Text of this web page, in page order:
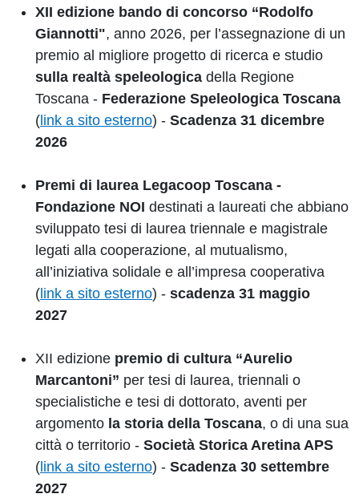
XII edizione bando di concorso “Rodolfo
Giannotti", anno 2026, per l’assegnazione di un
premio al migliore progetto di ricerca e studio
sulla realtà speleologica della Regione
Toscana - Federazione Speleologica Toscana
( link a sito esterno) - Scadenza 31 dicembre
2026
Premi di laurea Legacoop Toscana -
Fondazione NOI destinati a laureati che abbiano
sviluppato tesi di laurea triennale e magistrale
legati alla cooperazione, al mutualismo,
all’iniziativa solidale e all’impresa cooperativa
( link a sito esterno) - scadenza 31 maggio
2027
XII edizione premio di cultura “Aurelio
Marcantoni” per tesi di laurea, triennali o
specialistiche e tesi di dottorato, aventi per
argomento la storia della Toscana, o di una sua
città o territorio - Società Storica Aretina APS
( link a sito esterno) - Scadenza 30 settembre
2027